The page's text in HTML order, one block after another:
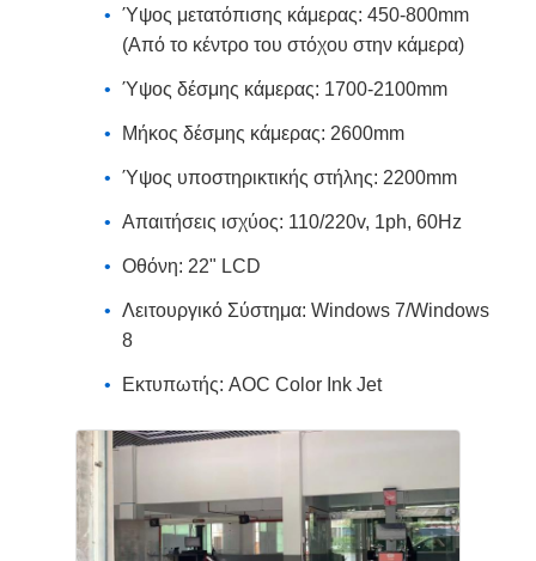
Ύψος μετατόπισης κάμερας: 450-800mm
(Από το κέντρο του στόχου στην κάμερα)
Ύψος δέσμης κάμερας: 1700-2100mm
Μήκος δέσμης κάμερας: 2600mm
Ύψος υποστηρικτικής στήλης: 2200mm
Απαιτήσεις ισχύος: 110/220v, 1ph, 60Hz
Οθόνη: 22" LCD
Λειτουργικό Σύστημα: Windows 7/Windows
8
Εκτυπωτής: AOC Color Ink Jet